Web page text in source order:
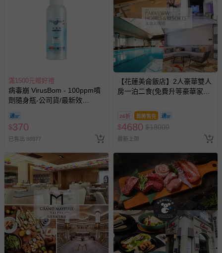
滿1500元贈好禮
病毒崩 VirusBom - 100ppm噴
劑隨身瓶-公司貨/最新效
$370
已售出 98977
【花蓮美侖飯店】2人豪華雙人
房一泊二食(免費升等豪華家庭
26折 即將售完
$4680 $18000
最新上架